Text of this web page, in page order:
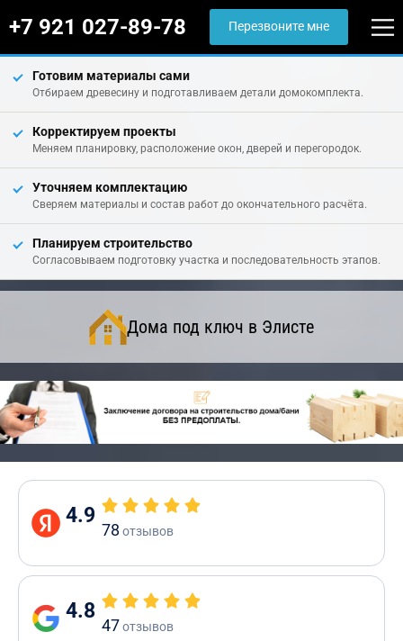
+7 921 027-89-78 Перезвоните мне
Готовим материалы сами
Отбираем древесину и подготавливаем детали домокомплекта.
Корректируем проекты
Меняем планировку, расположение окон, дверей и перегородок.
Уточняем комплектацию
Сверяем материалы и состав работ до окончательного расчёта.
Планируем строительство
Согласовываем подготовку участка и последовательность этапов.
Дома под ключ в Элисте
4.9
78 отзывов
4.8
47отзывов